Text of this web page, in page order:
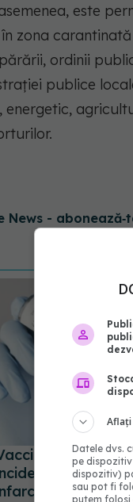
este
zona
ordinii
publice
News -
anti-
AVC-
Aflați
Datele dvs.
pe
dispozitiv)
sau pot fi
putem